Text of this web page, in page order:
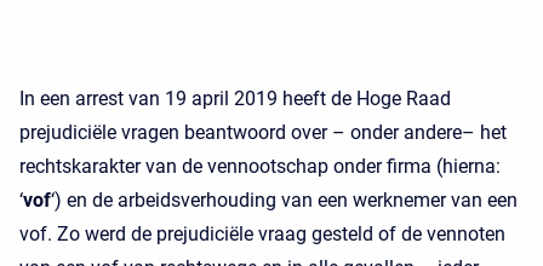
In een arrest van 19 april 2019 heeft de Hoge Raad
prejudiciële vragen beantwoord over – onder andere– het
rechtskarakter van de vennootschap onder firma (hierna:
‘vof‘) en de arbeidsverhouding van een werknemer van een
vof. Zo werd de prejudiciële vraag gesteld of de vennoten